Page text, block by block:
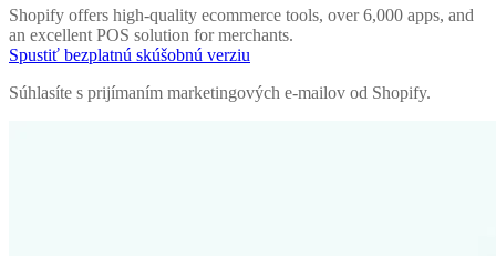
Shopify offers high-quality ecommerce tools, over 6,000 apps, and
an excellent POS solution for merchants.
Spustiť bezplatnú skúšobnú verziu
Súhlasíte s prijímaním marketingových e-mailov od Shopify.